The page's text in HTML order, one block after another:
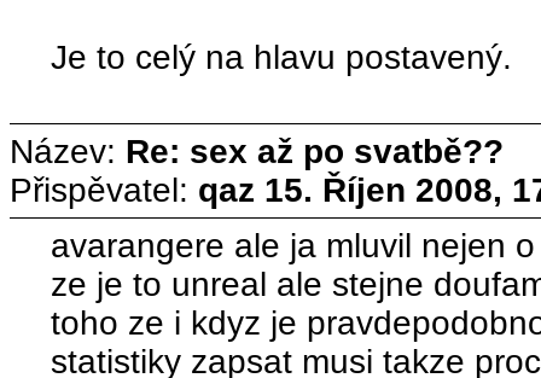
Je to celý na hlavu postavený.
Název: Re: sex až po svatbě??
Přispěvatel: qaz 15. Říjen 2008,
avarangere ale ja mluvil nejen
ze je to unreal ale stejne
toho ze i kdyz je
statistiky zapsat musi takze